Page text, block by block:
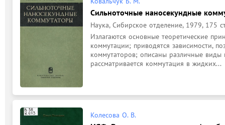
Сильноточные наносекундные
Наука, Сибирское отделение, 1979, 175
Излагаются основные теоретические
коммутации; приводятся зависимости,
коммутаторов; описаны различные
рассматривается коммутация в жидких...
Колесова О. В.